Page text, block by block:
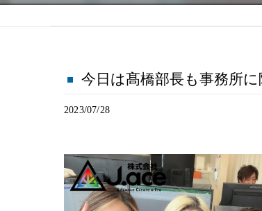
今日は髙橋部長も事務所に
2023/07/28